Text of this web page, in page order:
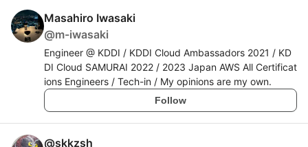
Masahiro Iwasaki
@m-iwasaki
Engineer @ KDDI / KDDI Cloud Ambassadors 2021 / KD
DI Cloud SAMURAI 2022 / 2023 Japan AWS All Certificat
ions Engineers / Tech-in / My opinions are my own.
Follow
@skkzsh